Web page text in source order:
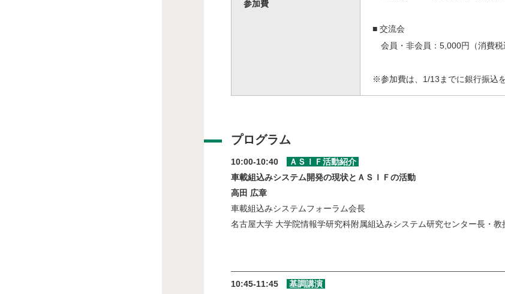
参加費
■ 交流会
会員・非会員：5,000円（消費税
※参加費は、1/13までに銀行振込
プログラム
10:00-10:40
ＡＳＩＦ活動紹介
車載組込みシステム開発の現状とＡＳＩＦの活動
高田 広章
車載組込みシステムフォーラム会長
名古屋大学 大学院情報学研究科附属組込みシステム研究センター長・
10:45-11:45
基調講演